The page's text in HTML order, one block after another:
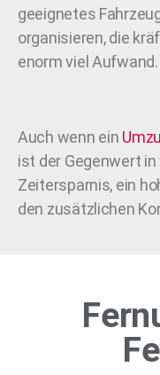
geeignetes
organisieren, die
enorm viel Aufwand.
Auch wenn ein
ist der Gegenwert
Zeitersparnis, ein
den zusätzlichen